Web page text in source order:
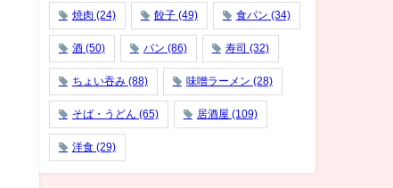
焼肉 (24) 餃子(49) 食パン (34)
酒 (50) パン (86) 寿司 (32)
ちょい吞み(88) 味噌ラーメン (28)
そば・うどん (65) 居酒屋 (109)
洋食(29)